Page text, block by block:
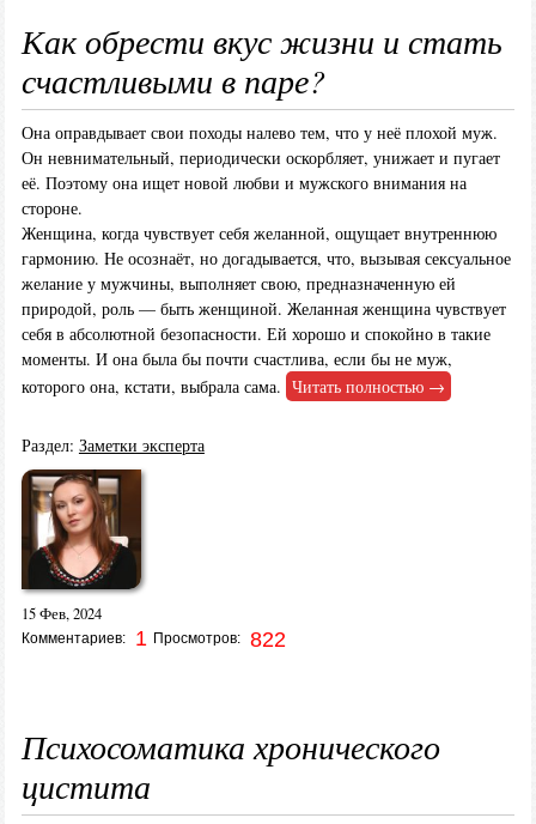
Как обрести вкус жизни и стать
счастливыми в паре?
Она оправдывает свои походы налево тем, что у неё плохой муж.
Он невнимательный, периодически оскорбляет, унижает и пугает
её. Поэтому она ищет новой любви и мужского внимания на
стороне.
Женщина, когда чувствует себя желанной, ощущает внутреннюю
гармонию. Не осознаёт, но догадывается, что, вызывая сексуальное
желание у мужчины, выполняет свою, предназначенную ей
природой, роль — быть женщиной. Желанная женщина чувствует
себя в абсолютной безопасности. Ей хорошо и спокойно в такие
моменты. И она была бы почти счастлива, если бы не муж,
которого она, кстати, выбрала сама. Читать полностью →
Раздел: Заметки эксперта
15 Фев, 2024
Комментариев: 1 Просмотров: 822
Психосоматика хронического
цистита